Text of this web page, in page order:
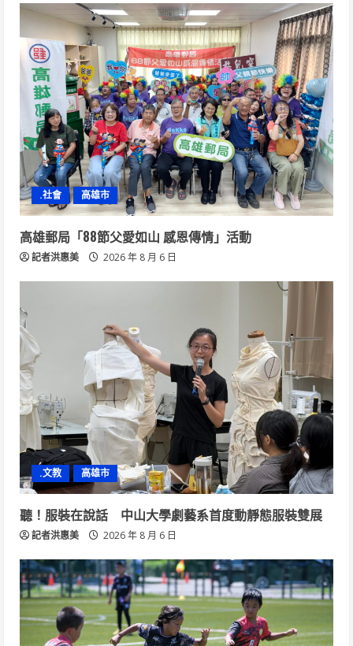
.社會 高雄市
高雄郵局「88節父愛如山 感恩傳情」活動
記者洪惠美 2026 年 8 月 6 日
.文教 高雄市
聽！服裝在說話 中山大學劇藝系首度動靜態服裝雙展
記者洪惠美 2026 年 8 月 6 日